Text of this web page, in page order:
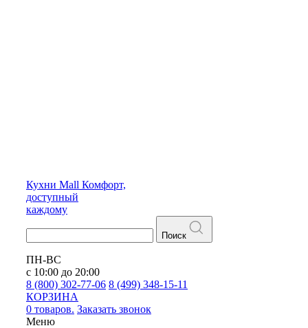
Кухни Mall Комфорт,
доступный
каждому
Поиск
ПН-ВС
с 10:00 до 20:00
8 (800) 302-77-06 8 (499) 348-15-11
КОРЗИНА
0 товаров. Заказать звонок
Меню